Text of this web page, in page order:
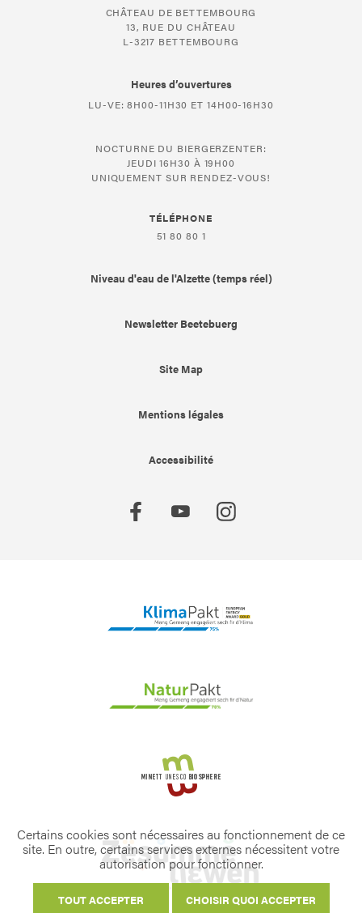
CHÂTEAU DE BETTEMBOURG
13, RUE DU CHÂTEAU
L-3217 BETTEMBOURG
Heures d’ouvertures
LU-VE: 8H00-11H30 ET 14H00-16H30
NOCTURNE DU BIERGERZENTER:
JEUDI 16H30 À 19H00
UNIQUEMENT SUR RENDEZ-VOUS!
TÉLÉPHONE
51 80 80 1
Niveau d'eau de l'Alzette (temps réel)
Newsletter Beetebuerg
Site Map
Mentions légales
Accessibilité
Certains cookies sont nécessaires au fonctionnement de ce
site. En outre, certains services externes nécessitent votre
autorisation pour fonctionner.
TOUT ACCEPTER CHOISIR QUOI ACCEPTER